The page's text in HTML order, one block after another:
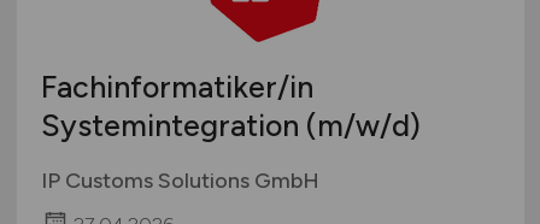
Fachinformatiker/in
Systemintegration (m/w/d)
IP Customs Solutions GmbH